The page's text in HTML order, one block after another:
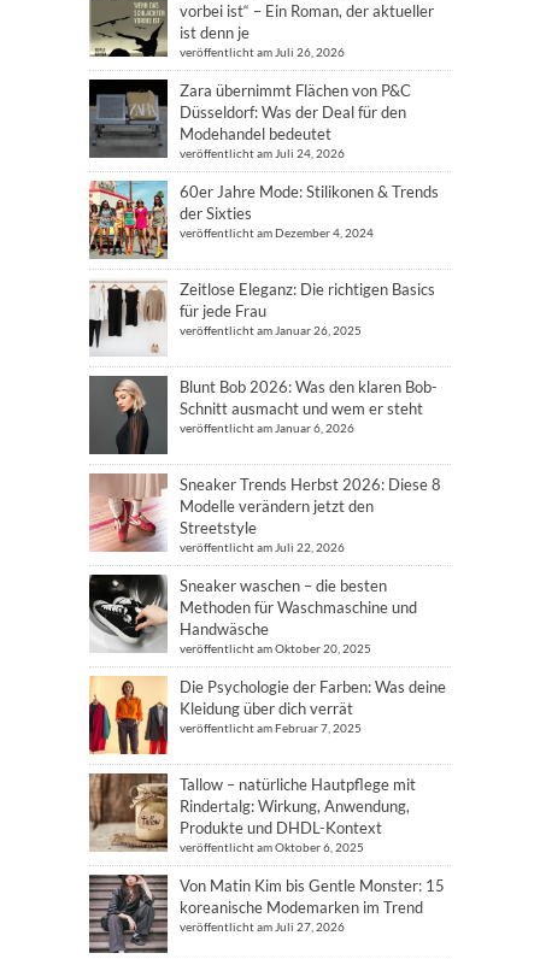
vorbei ist“ – Ein Roman, der aktueller
ist denn je
veröffentlicht am Juli 26, 2026
Zara übernimmt Flächen von P&C
Düsseldorf: Was der Deal für den
Modehandel bedeutet
veröffentlicht am Juli 24, 2026
60er Jahre Mode: Stilikonen & Trends
der Sixties
veröffentlicht am Dezember 4, 2024
Zeitlose Eleganz: Die richtigen Basics
für jede Frau
veröffentlicht am Januar 26, 2025
Blunt Bob 2026: Was den klaren Bob-
Schnitt ausmacht und wem er steht
veröffentlicht am Januar 6, 2026
Sneaker Trends Herbst 2026: Diese 8
Modelle verändern jetzt den
Streetstyle
veröffentlicht am Juli 22, 2026
Sneaker waschen – die besten
Methoden für Waschmaschine und
Handwäsche
veröffentlicht am Oktober 20, 2025
Die Psychologie der Farben: Was deine
Kleidung über dich verrät
veröffentlicht am Februar 7, 2025
Tallow – natürliche Hautpflege mit
Rindertalg: Wirkung, Anwendung,
Produkte und DHDL-Kontext
veröffentlicht am Oktober 6, 2025
Von Matin Kim bis Gentle Monster: 15
koreanische Modemarken im Trend
veröffentlicht am Juli 27, 2026